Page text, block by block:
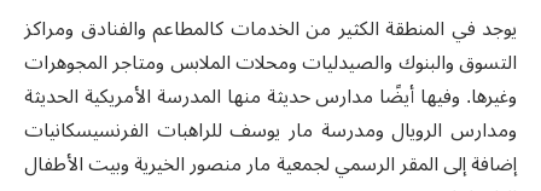
يوجد في المنطقة الكثير من الخدمات كالمطاعم والفنادق ومراكز
التسوق والبنوك والصيدليات ومحلات الملابس ومتاجر المجوهرات
وغيرها. وفيها أيضًا مدارس حديثة منها المدرسة الأمريكية الحديثة
ومدارس الرويال ومدرسة مار يوسف للراهبات الفرنسيسكانيات
إضافة إلى المقر الرسمي لجمعية مار منصور الخيرية وبيت الأطفال